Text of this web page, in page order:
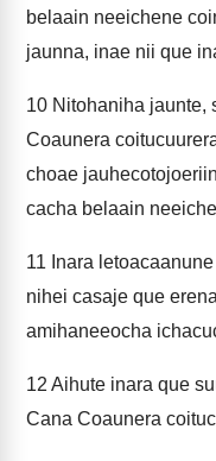
belaain neeichene
jaunna, inae nii que
10 Nitohaniha jaunte,
Coaunera
choae
cacha belaain
11 Inara
nihei casaje que
amihaneeocha
12 Aihute inara que
Cana Coaunera